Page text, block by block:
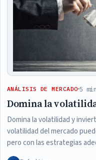
ANÁLISIS DE MERCADO 5
Domina la
Domina la volatilidad y
volatilidad del mercado
pero con las estrategias